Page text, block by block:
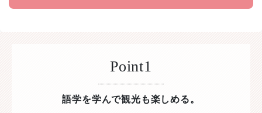
Point1
語学を学んで観光も楽しめる。